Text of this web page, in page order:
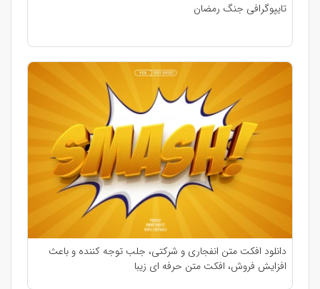
تایپوگرافی جنگ رمضان
دانلود افکت متن انفجاری و شرکتی، جلب توجه کننده و باعث
افزایش فروش، افکت متن حرفه ای زیبا